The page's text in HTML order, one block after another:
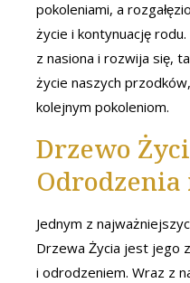
pokoleniami, a
życie i kontynuację
z nasiona i rozwija się,
życie naszych
kolejnym pokoleniom.
Drzewo
Jednym z
Drzewa Życia jest jego
i odrodzeniem. Wraz z